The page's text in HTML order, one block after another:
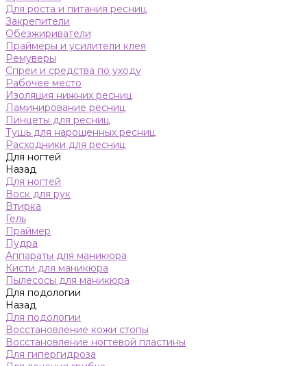
Для роста и питания ресниц
Закрепители
Обезжириватели
Праймеры и усилители клея
Ремуверы
Спреи и средства по уходу
Рабочее место
Изоляция нижних ресниц
Ламинирование ресниц
Пинцеты для ресниц
Тушь для нарощенных ресниц
Расходники для ресниц
Для ногтей
Назад
Для ногтей
Воск для рук
Втирка
Гель
Праймер
Пудра
Аппараты для маникюра
Кисти для маникюра
Пылесосы для маникюра
Для подологии
Назад
Для подологии
Восстановление кожи стопы
Восстановление ногтевой пластины
Для гипергидроза